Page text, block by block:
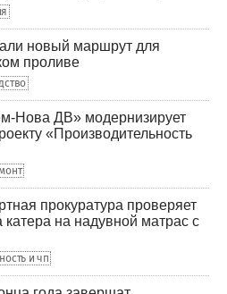
новый маршрут для
проливе
Нова ДВ» модернизирует
«Производительность
прокуратура проверяет
катера на надувной матрас с
и чп